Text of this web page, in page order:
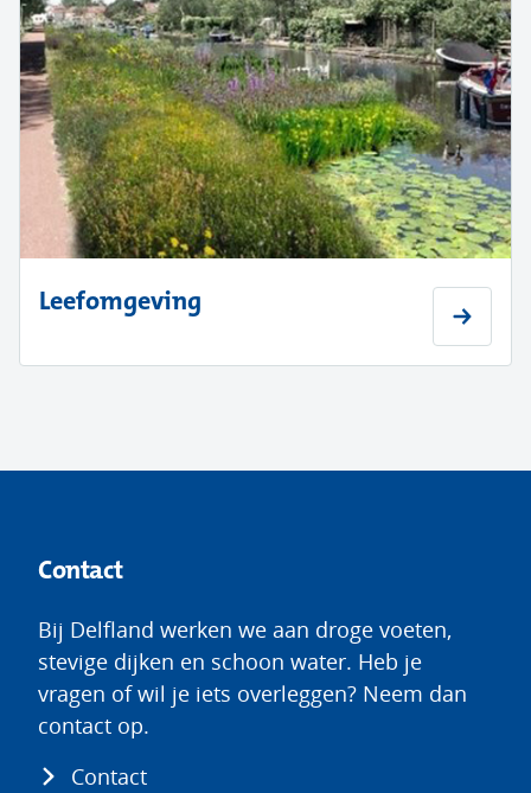
Leefomgeving
Contact
Bij Delfland werken we aan droge voeten,
stevige dijken en schoon water. Heb je
vragen of wil je iets overleggen? Neem dan
contact op.
Contact